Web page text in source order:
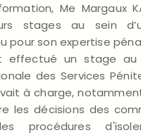
Me Margaux
stages au sein
pour son expertise
effectué un stage
des Services
à charge,
les décisions des
procédures